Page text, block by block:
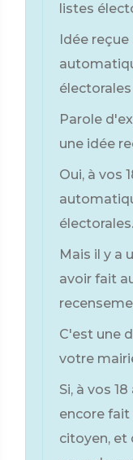
listes
Idée reçue
électorales
Parole
une idée
Oui, à vos
électorales.
Mais il y a
avoir fait
C'est une
votre
Si, à vos
encore
citoyen, et